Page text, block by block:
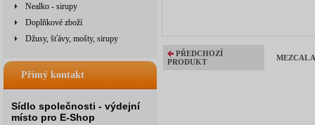
Nealko - sirupy
Doplňkové zboží
Džusy, šťávy, mošty, sirupy
Přímý kontakt
Sídlo společnosti - výdejní
místo pro E-Shop
PŘEDCHOZÍ
PRODUKT
MEZCAL